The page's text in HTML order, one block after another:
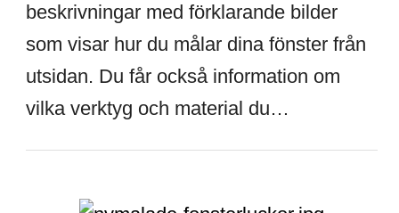
beskrivningar med förklarande bilder
som visar hur du målar dina fönster från
utsidan. Du får också information om
vilka verktyg och material du…